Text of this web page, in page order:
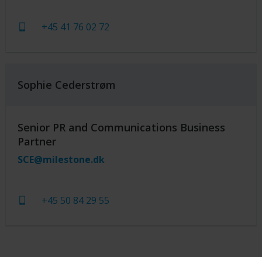
+45 41 76 02 72
Sophie Cederstrøm
Senior PR and Communications Business
Partner
SCE@milestone.dk
+45 50 84 29 55